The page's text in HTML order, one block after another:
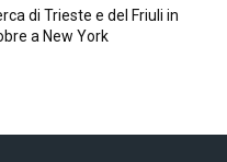
di Trieste e del Friuli in
a New York